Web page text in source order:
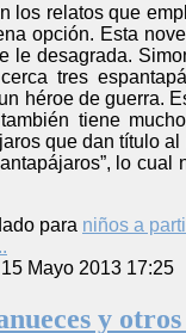
los relatos que
opción. Esta
le desagrada.
tres
héroe de guerra.
tiene
que dan título
lo
para niños a
Mayo 2013 17:25
y